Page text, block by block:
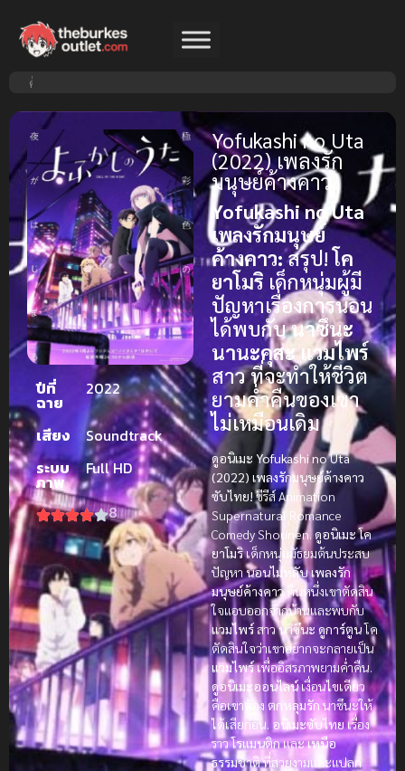
ปีที่
ฉาย
2022
เสียง
Soundtrack
ระบบ
ภาพ
Full HD
8
Yofukashi no Uta
(2022) เพลงรัก
มนุษย์ค้างคาว
Yofukashi no Uta
เพลงรักมนุษย์
ค้างคาว:สรุป!โค
ยาโมริ เด็กหนุ่มผู้มี
ปัญหาเรื่องการนอน
ได้พบกับนาซึนะ
นานะคุสะ แวมไพร์
สาว ที่จะทำให้ชีวิต
ยามค่ำคืนของเขา
ไม่เหมือนเดิม
ดูอนิเมะ Yofukashi no Uta
(2022) เพลงรักมนุษย์ค้างคาว
ซับไทย!ซีรีส์ Animation
Supernatural Romance
Comedy Shounen. ดูอนิเมะ โค
ยาโมริเด็กหนุ่มมัธยมต้นประสบ
ปัญหานอนไม่หลับเพลงรัก
มนุษย์ค้างคาวคืนหนึ่งเขาตัดสิน
ใจแอบออกจากบ้านและพบกับ
แวมไพร์สาวนาซึนะ ดูการ์ตูนโค
ตัดสินใจว่าเขาอยากจะกลายเป็น
แวมไพร์เพื่ออิสรภาพยามค่ำคืน.
ดูอนิเมะออนไลน์เงื่อนไขเดียว
คือเขาต้อง ตกหลุมรักนาซึนะให้
ได้เสียก่อน. อนิเมะซับไทยเรื่อง
ราวโรแมนติกและเหนือ
ธรรมชาติที่สวยงามและแปลก